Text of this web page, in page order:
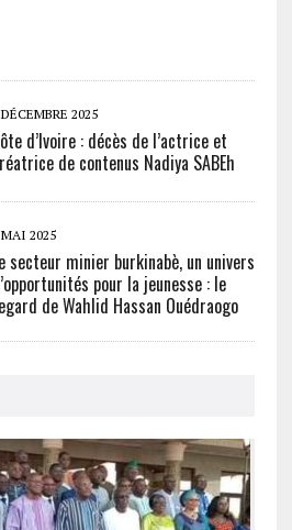
2025
d’Ivoire : décès de l’actrice et
de contenus Nadiya SABEh
2025
secteur minier burkinabè, un univers
pour la jeunesse : le
de Wahlid Hassan Ouédraogo